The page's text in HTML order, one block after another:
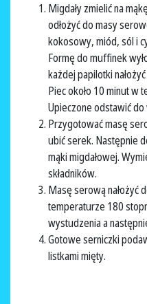
Migdały zmielić na
odłożyć do masy
kokosowy, miód, sól i
Formę do muffinek
każdej papilotki
Piec około 10 minut w
Upieczone odstawić
Przygotować masę
ubić serek. Następnie
mąki migdałowej.
składników.
Masę serową nałożyć
temperaturze 180
wystudzenia a
Gotowe serniczki
listkami mięty.